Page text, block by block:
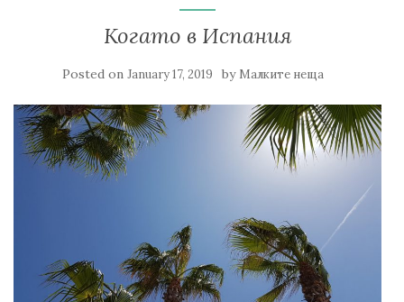
Когато в Испания
Posted on January 17, 2019 by Малките неща